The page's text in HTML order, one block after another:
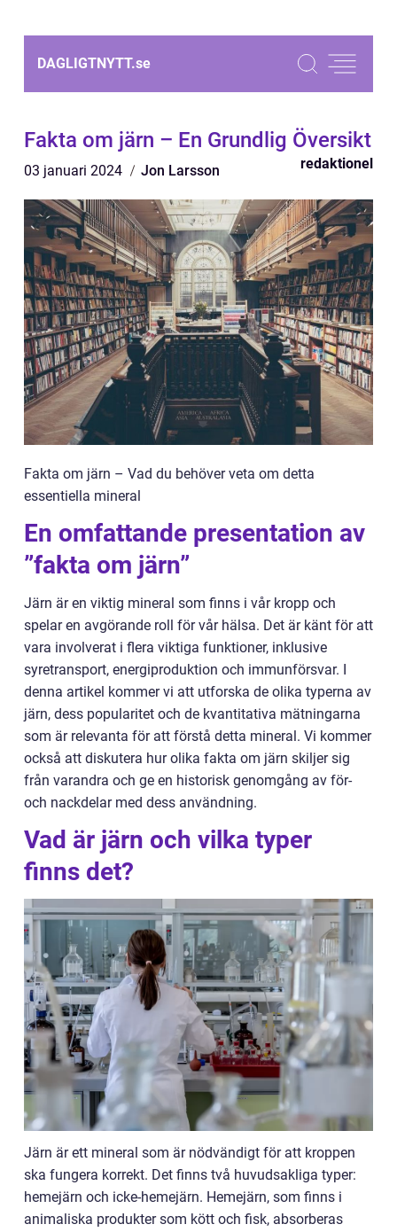
DAGLIGTNYTT.se
Fakta om järn – En Grundlig Översikt
03 januari 2024 Jon Larsson redaktionel
Fakta om järn – Vad du behöver veta om detta
essentiella mineral
En omfattande presentation av
”fakta om järn”
Järn är en viktig mineral som finns i vår kropp och
spelar en avgörande roll för vår hälsa. Det är känt för att
vara involverat i flera viktiga funktioner, inklusive
syretransport, energiproduktion och immunförsvar. I
denna artikel kommer vi att utforska de olika typerna av
järn, dess popularitet och de kvantitativa mätningarna
som är relevanta för att förstå detta mineral. Vi kommer
också att diskutera hur olika fakta om järn skiljer sig
från varandra och ge en historisk genomgång av för-
och nackdelar med dess användning.
Vad är järn och vilka typer
finns det?
Järn är ett mineral som är nödvändigt för att kroppen
ska fungera korrekt. Det finns två huvudsakliga typer:
hemejärn och icke-hemejärn. Hemejärn, som finns i
animaliska produkter som kött och fisk, absorberas